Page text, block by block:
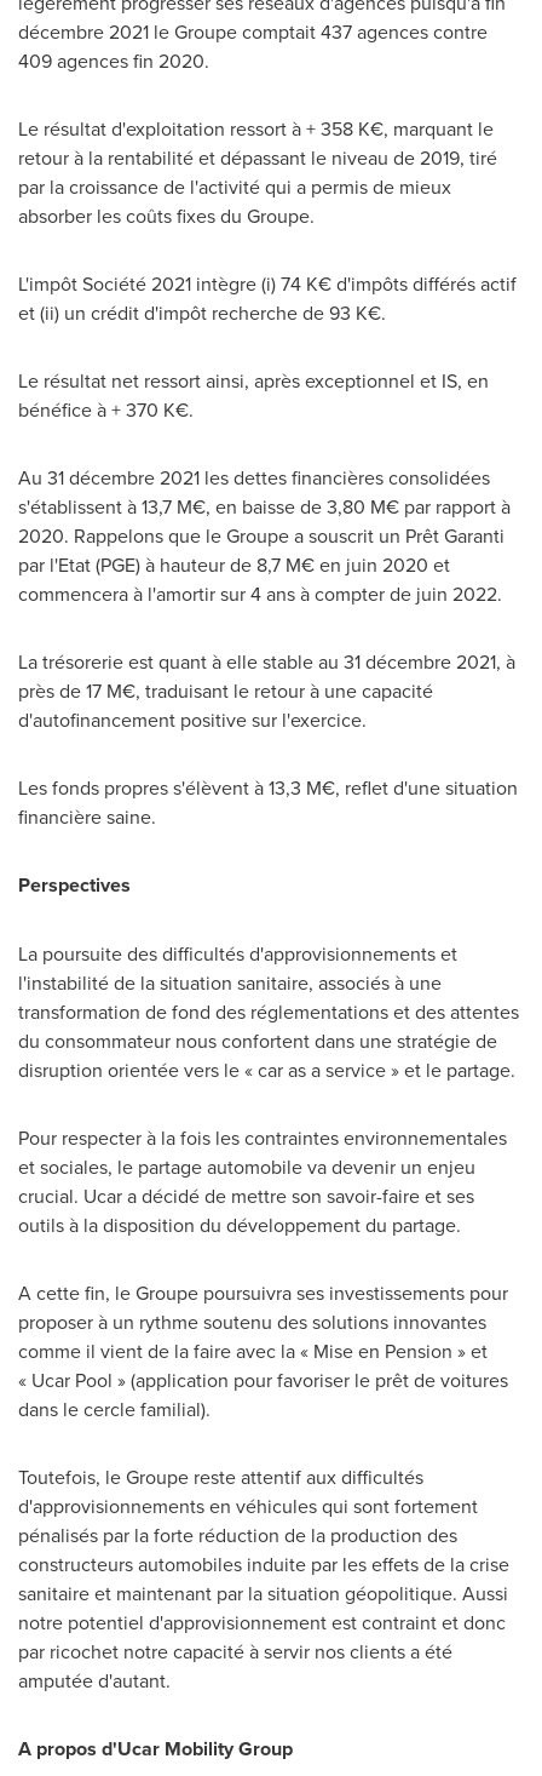
décembre 2021 le Groupe comptait 437 agences contre
409 agences fin 2020.
Le résultat d'exploitation ressort à + 358 K€, marquant le
retour à la rentabilité et dépassant le niveau de 2019, tiré
par la croissance de l'activité qui a permis de mieux
absorber les coûts fixes du Groupe.
L'impôt Société 2021 intègre (i) 74 K€ d'impôts différés actif
et (ii) un crédit d'impôt recherche de 93 K€.
Le résultat net ressort ainsi, après exceptionnel et IS, en
bénéfice à + 370 K€.
Au 31 décembre 2021 les dettes financières consolidées
s'établissent à 13,7 M€, en baisse de 3,80 M€ par rapport à
2020. Rappelons que le Groupe a souscrit un Prêt Garanti
par l'Etat (PGE) à hauteur de 8,7 M€ en juin 2020 et
commencera à l'amortir sur 4 ans à compter de juin 2022.
La trésorerie est quant à elle stable au 31 décembre 2021, à
près de 17 M€, traduisant le retour à une capacité
d'autofinancement positive sur l'exercice.
Les fonds propres s'élèvent à 13,3 M€, reflet d'une situation
financière saine.
Perspectives
La poursuite des difficultés d'approvisionnements et
l'instabilité de la situation sanitaire, associés à une
transformation de fond des réglementations et des attentes
du consommateur nous confortent dans une stratégie de
disruption orientée vers le « car as a service » et le partage.
Pour respecter à la fois les contraintes environnementales
et sociales, le partage automobile va devenir un enjeu
crucial. Ucar a décidé de mettre son savoir-faire et ses
outils à la disposition du développement du partage.
A cette fin, le Groupe poursuivra ses investissements pour
proposer à un rythme soutenu des solutions innovantes
comme il vient de la faire avec la « Mise en Pension » et
« Ucar Pool » (application pour favoriser le prêt de voitures
dans le cercle familial).
Toutefois, le Groupe reste attentif aux difficultés
d'approvisionnements en véhicules qui sont fortement
pénalisés par la forte réduction de la production des
constructeurs automobiles induite par les effets de la crise
sanitaire et maintenant par la situation géopolitique. Aussi
notre potentiel d'approvisionnement est contraint et donc
par ricochet notre capacité à servir nos clients a été
amputée d'autant.
A propos d'Ucar Mobility Group